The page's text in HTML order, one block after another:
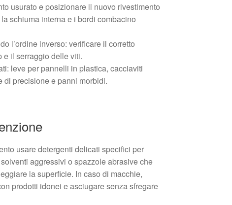
usurato e posizionare il nuovo rivestimento
schiuma interna e i bordi combacino
l’ordine inverso: verificare il corretto
il serraggio delle viti.
leve per pannelli in plastica, cacciaviti
di precisione e panni morbidi.
usare detergenti delicati specifici per
aggressivi o spazzole abrasive che
la superficie. In caso di macchie,
prodotti idonei e asciugare senza sfregare